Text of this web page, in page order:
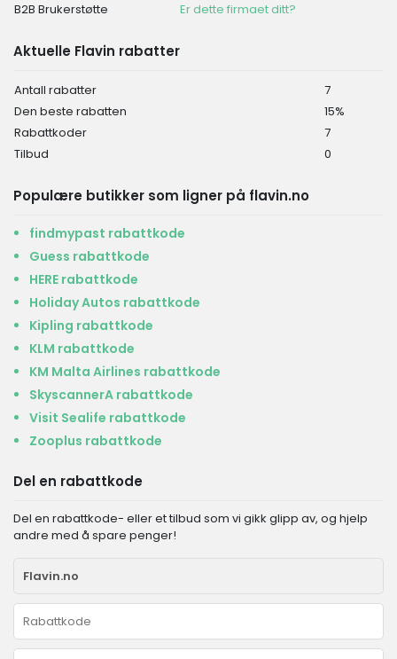
B2B Brukerstøtte
Er dette firmaet ditt?
Aktuelle Flavin rabatter
Antall rabatter
7
Den beste rabatten
15%
Rabattkoder
7
Tilbud
0
Populære butikker som ligner på flavin.no
findmypast rabattkode
Guess rabattkode
HERE rabattkode
Holiday Autos rabattkode
Kipling rabattkode
KLM rabattkode
KM Malta Airlines rabattkode
SkyscannerA rabattkode
Visit Sealife rabattkode
Zooplus rabattkode
Del en rabattkode
Del en rabattkode- eller et tilbud som vi gikk glipp av, og hjelp
andre med å spare penger!